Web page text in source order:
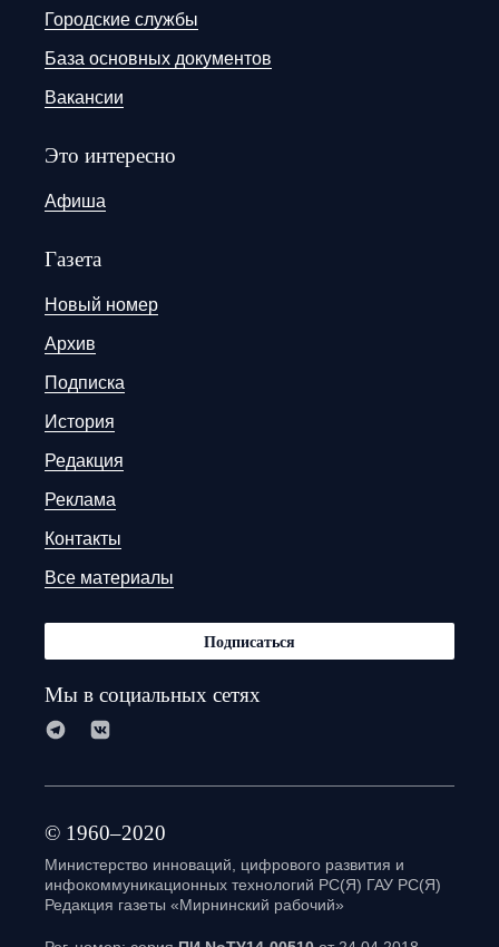
Городские службы
База основных документов
Вакансии
Это интересно
Афиша
Газета
Новый номер
Архив
Подписка
История
Редакция
Реклама
Контакты
Все материалы
Подписаться
Мы в социальных сетях
© 1960–2020
Министерство инноваций, цифрового развития и
инфокоммуникационных технологий РС(Я) ГАУ РС(Я)
Редакция газеты «Мирнинский рабочий»